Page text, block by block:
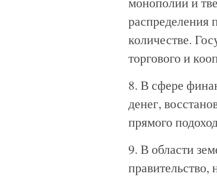
распределения
количестве.
торгового и
8. В сфере
денег,
прямого
9. В области
правительство,